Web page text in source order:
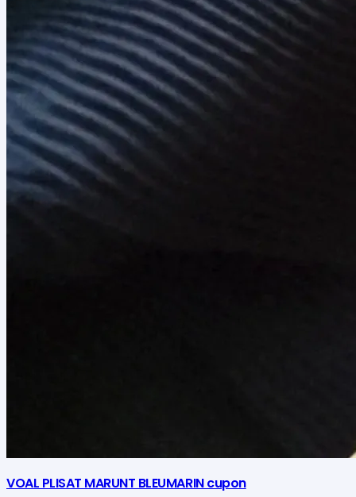
VOAL PLISAT MARUNT BLEUMARIN cupon